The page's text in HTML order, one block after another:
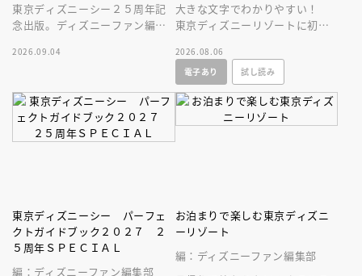
東京ディズニーシー２５周年記
念出版。ディズニーファン編集
したパークファン必見の２５年
2026.09.04
大きな文字でわかりやすい！
東京ディズニーリゾートに初め
人へ贈る、やさしいガイドブッ
ク。
2026.08.06
電子あり
試し読み
東京ディズニーシー パーフェ
クトガイドブック２０２７ ２
５周年ＳＰＥＣＩＡＬ
編：ディズニーファン編集部
お泊まりで楽しむ東京ディズニ
ーリゾート
編：ディズニーファン編集部